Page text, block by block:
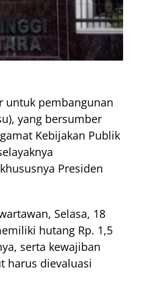
untuk pembangunan
yang bersumber
Kebijakan Publik
Presiden
Selasa, 18
hutang Rp. 1,5
serta kewajiban
harus dievaluasi